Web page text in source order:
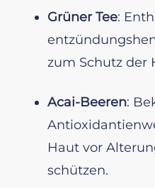
Grüner Tee:
zum Schutz der
Acai-Beeren:
Haut vor
schützen.